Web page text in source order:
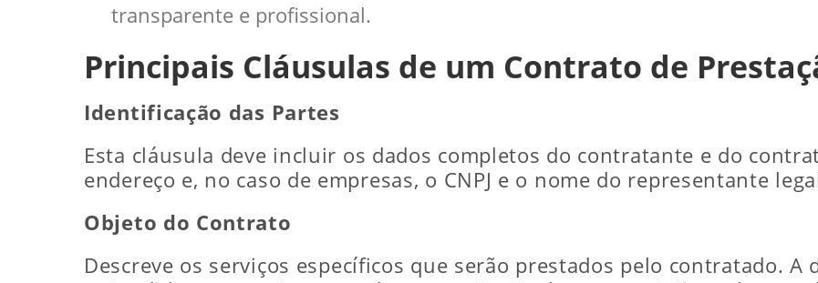
transparente e profissional.
Principais Cláusulas de um Contrato de
Identificação das Partes
Esta cláusula deve incluir os dados completos do contratante e do
endereço e, no caso de empresas, o CNPJ e o nome do representante
Objeto do Contrato
Descreve os serviços específicos que serão prestados pelo contratado. A